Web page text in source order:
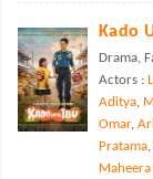
Kado
Drama,
Actors :
Aditya,
Omar,
Pratama,
Maheera